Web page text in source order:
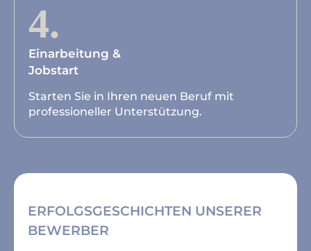
4.
Einarbeitung &
Jobstart
Starten Sie in Ihren neuen Beruf mit
professioneller Unterstützung.
ERFOLGSGESCHICHTEN UNSERER
BEWERBER